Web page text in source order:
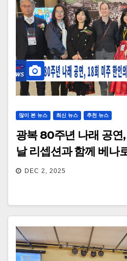
많이 본 뉴스 최신 뉴스 추천 뉴스
광복 80주년 나래 공연
날 리셉션과 함께 베나
DEC 2, 2025